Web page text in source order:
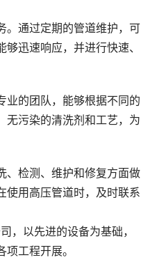
。通过定期的管道维护，可
迅速响应，并进行快速、
业的团队，能够根据不同的
无污染的清洗剂和工艺，为
、检测、维护和修复方面做
使用高压管道时，及时联系
，以先进的设备为基础，
工程开展。